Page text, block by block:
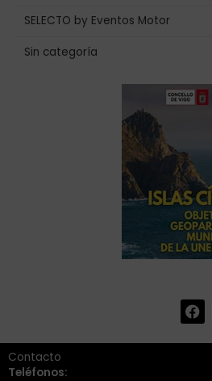
SELECTO by Eventos Motor
Sin categoría
F
a
e
Contacto
Teléfonos: